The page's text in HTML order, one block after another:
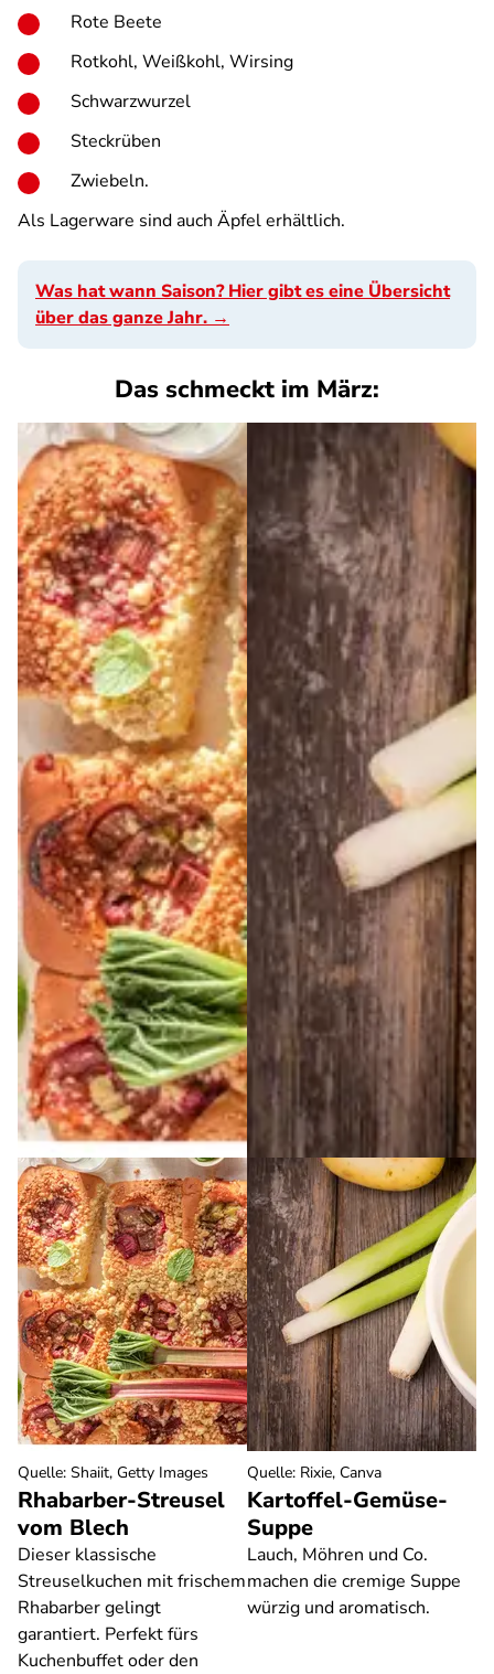
Rote Beete
Rotkohl, Weißkohl, Wirsing
Schwarzwurzel
Steckrüben
Zwiebeln.
Als Lagerware sind auch Äpfel erhältlich.
Was hat wann Saison? Hier gibt es eine Übersicht
über das ganze Jahr. →
Das schmeckt im März:
Rhabarber-Streusel
vom Blech
Dieser klassische
Streuselkuchen mit frischem
Rhabarber gelingt
garantiert. Perfekt fürs
Kuchenbuffet oder den
Quelle: Shaiit, Getty Images
Kartoffel-Gemüse-
Suppe
Lauch, Möhren und Co.
machen die cremige Suppe
würzig und aromatisch.
Quelle: Rixie, Canva